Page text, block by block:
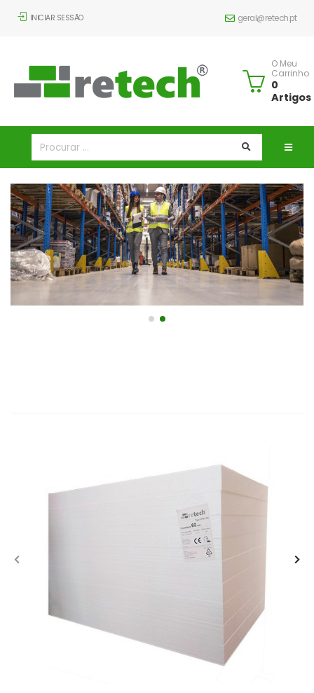
INICIAR SESSÃO geral@retech.pt
O Meu
Carrinho
0
Artigos